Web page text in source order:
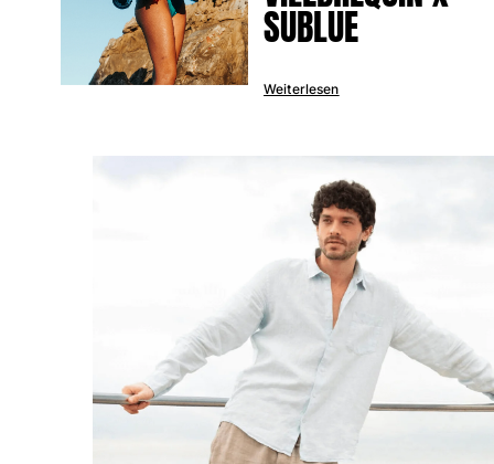
Strandtaschen
Mini-Taschen
Stoffbeutel
Accessoires Kinder
Strandtücher und Ponchos
Schuhe
SUBLUE
Weiterlesen